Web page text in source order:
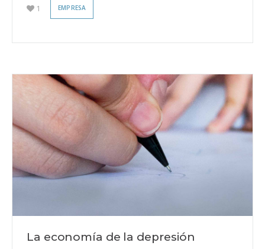
1 EMPRESA
La economía de la depresión